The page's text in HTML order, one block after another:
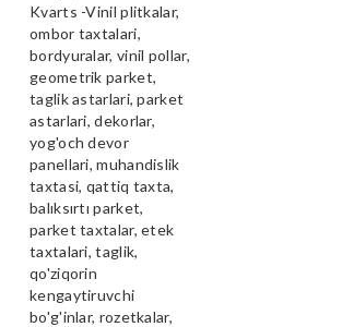
Kvarts -Vinil plitkalar,
ombor taxtalari,
bordyuralar, vinil pollar,
geometrik parket,
taglik astarlari, parket
astarlari, dekorlar,
yog'och devor
panellari, muhandislik
taxtasi, qattiq taxta,
balıksırtı parket,
parket taxtalar, etek
taxtalari, taglik,
qo'ziqorin
kengaytiruvchi
bo'g'inlar, rozetkalar,